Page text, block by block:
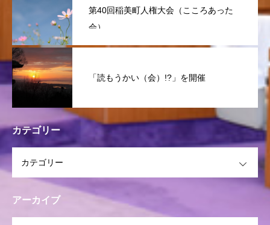
第40回稲美町人権大会（こころあった
会）
「読もうかい（会）!?」を開催
カテゴリー
アーカイブ